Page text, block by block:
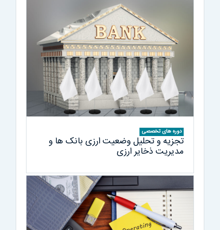
دوره های تخصصی
تجزیه و تحلیل وضعیت ارزی بانک ها و
مدیریت ذخایر ارزی